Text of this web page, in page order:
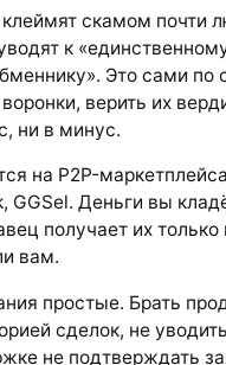
скамом почти
к
Это сами по
верить их
ни в минус.
на P2P-
GGSel. Деньги вы
получает их только
вам.
простые. Брать
сделок, не
не подтверждать